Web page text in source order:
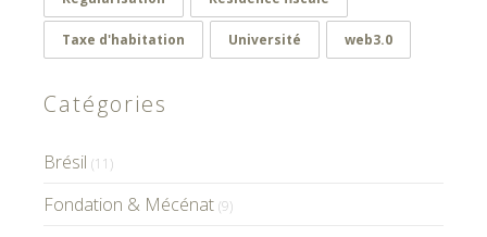
Taxe d'habitation Université web3.0
Catégories
Brésil (11)
Fondation & Mécénat (9)